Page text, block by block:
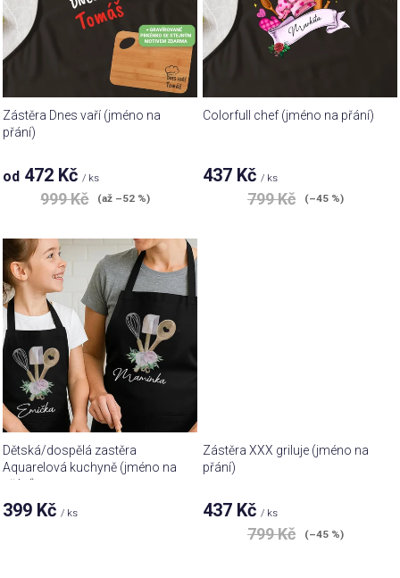
t
ů
p
r
o
d
u
k
ů
Zástěra Dnes vaří (jméno na
přání)
od 472 Kč/ ks
999 Kč (až –52 %)
Colorfull chef (jméno na přání)
437 Kč/ ks
799 Kč (–45 %)
Dětská/dospělá zastěra
Aquarelová kuchyně (jméno na
přání)
399 Kč/ ks
Zástěra XXX griluje (jméno na
přání)
437 Kč/ ks
799 Kč (–45 %)